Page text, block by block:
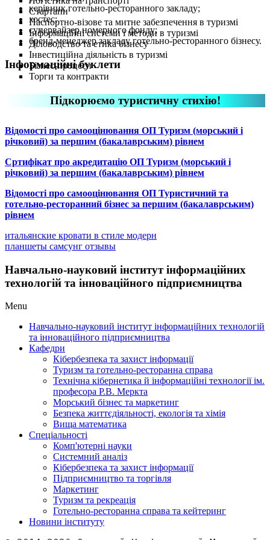
Стартапи
Паспортно-візове та митне забезпечення в туризмі
Інформаційні системи і методи в туризмі
Діловодство та етика бізнесу
Інвестиційна діяльність в туризмі
Бізнес-процеси
Торги та контракти
керівник готельно-ресторанного закладу;
хостес;
супервайзер номерного фонду;
бренд-менеджер закладу готельно-ресторанного бізнесу.
Інформаційні буклети
Підкорюємо туристичну стихію!
Відомості про самооцінювання ОП Туризм (морський і
річковий) за першим (бакалаврським) рівнем
Сртифікат про акредитацію ОП Туризм (морський і
річковий) за першим (бакалаврським) рівнем
Відомості про самооцінювання ОП Туристичний та
готельно-ресторанний бізнес за першим (бакалаврським)
рівнем
итальянские кровати в стиле модерн
планшеты самсунг отзывы
Навчально-науковий інститут інформаційних
технологій та інноваційного підприємництва
Menu
Навчально-науковий інститут інформаційних технологій
та інноваційного підприємництва
Кафедри
Кібербезпека та захист інформації
Туризм та готельно-ресторанна справа
Технічна кібернетика й інформаційні технології ім.
професора Р.В. Меркта
Морський бізнес та маркетинг
Безпека життєдіяльності, екологія та хімія
Вища математика
Спеціальності
Комп'ютерні науки
Системний аналіз
Кібербезпека та захист інформації
Підприємництво та торгівля
Маркетинг
Туризм та рекреація
Готельно-ресторанна справа та кейтеринг
Новини інституту